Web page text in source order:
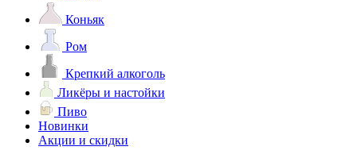
Коньяк
Ром
Крепкий алкоголь
Ликёры и настойки
Пиво
Новинки
Акции и скидки